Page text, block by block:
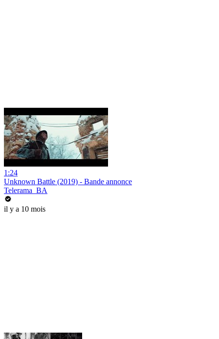
1:24
Unknown Battle (2019) - Bande annonce
Telerama_BA
il y a 10 mois